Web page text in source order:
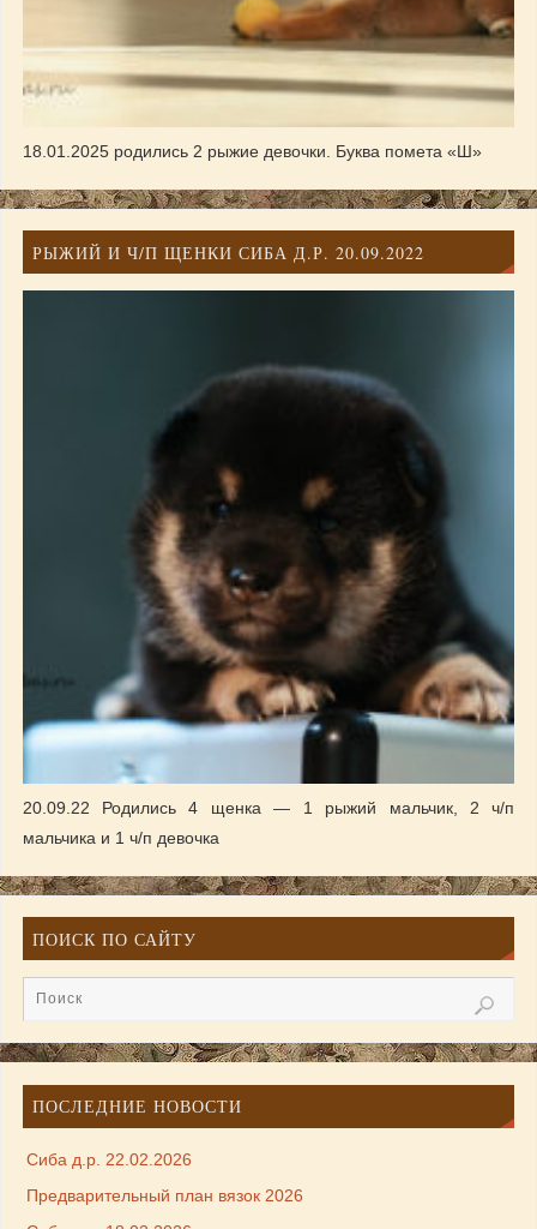
18.01.2025 родились 2 рыжие девочки. Буква помета «Ш»
РЫЖИЙ И Ч/П ЩЕНКИ СИБА Д.Р. 20.09.2022
20.09.22 Родились 4 щенка — 1 рыжий мальчик, 2 ч/п
мальчика и 1 ч/п девочка
ПОИСК ПО САЙТУ
ПОСЛЕДНИЕ НОВОСТИ
Сиба д.р. 22.02.2026
Предварительный план вязок 2026